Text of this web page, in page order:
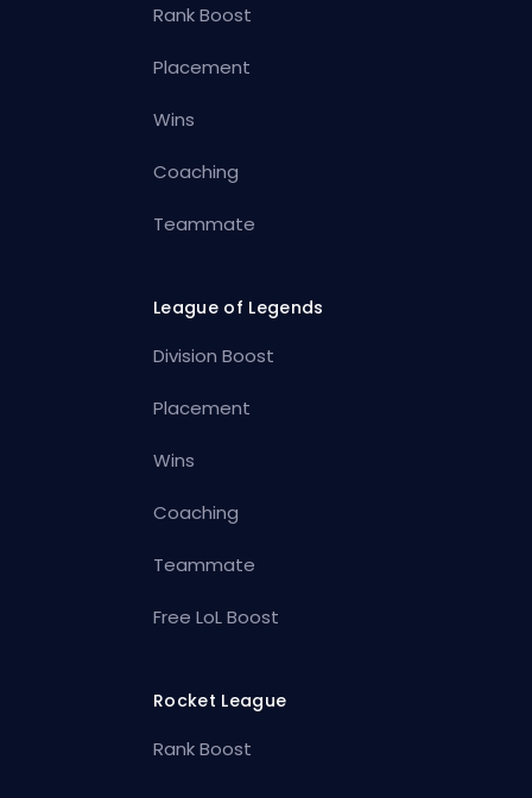
Rank Boost
Placement
Wins
Coaching
Teammate
League of Legends
Division Boost
Placement
Wins
Coaching
Teammate
Free LoL Boost
Rocket League
Rank Boost